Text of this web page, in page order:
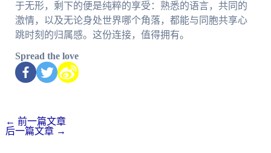
于无形，剩下的便是纯粹的享受：熟悉的语言，共同的
激情，以及无论身处世界哪个角落，都能与同胞共享心
跳时刻的归属感。这份连接，值得拥有。
Spread the love
← 前一篇文章
后一篇文章 →